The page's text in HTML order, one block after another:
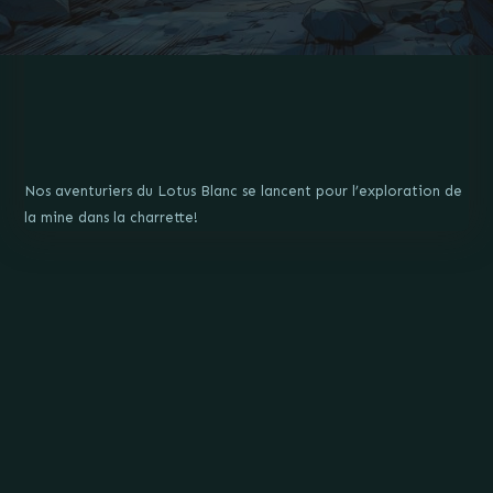
Nos aventuriers du Lotus Blanc se lancent pour l’exploration de
la mine dans la charrette!